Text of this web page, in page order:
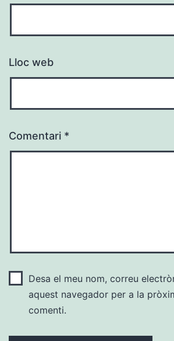
Lloc web
Comentari *
Desa el meu nom, correu
aquest navegador per a la
comenti.